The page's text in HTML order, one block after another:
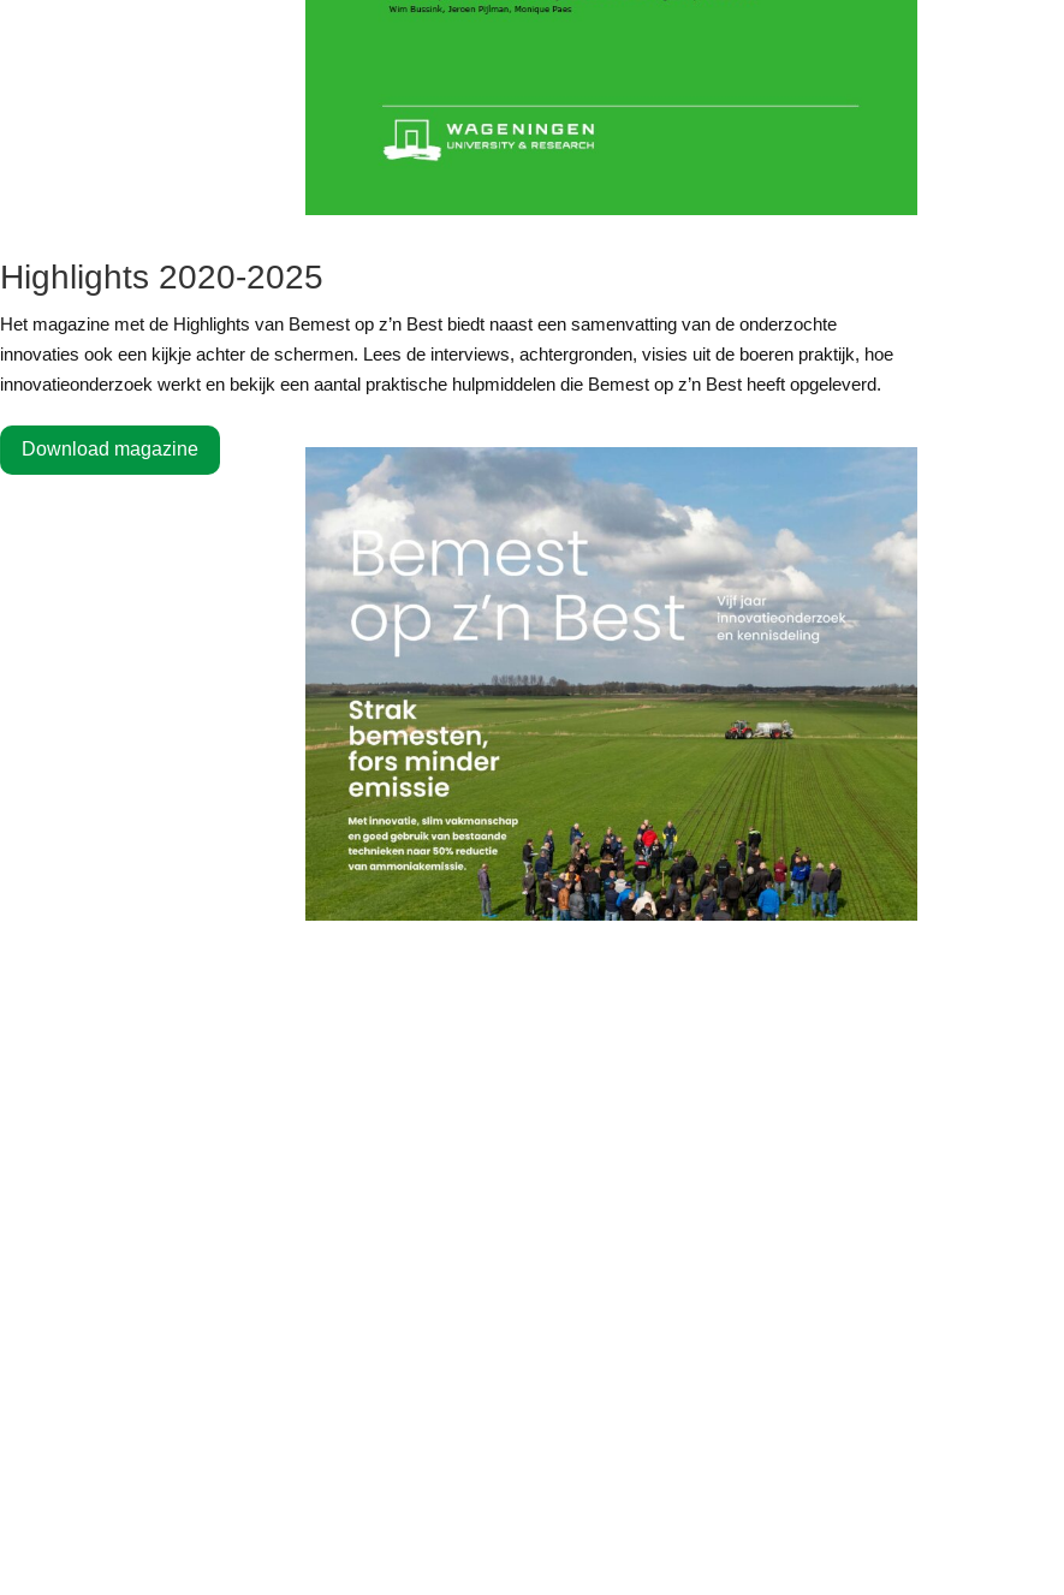
Highlights 2020-2025
Het magazine met de Highlights van Bemest op z’n Best biedt naast een samenvatting van de onderzochte
innovaties ook een kijkje achter de schermen. Lees de interviews, achtergronden, visies uit de boeren praktijk, hoe
innovatieonderzoek werkt en bekijk een aantal praktische hulpmiddelen die Bemest op z’n Best heeft opgeleverd.
Download magazine